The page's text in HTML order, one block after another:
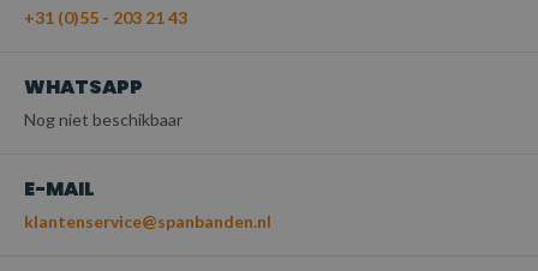
+31 (0)55 - 203 21 43
WHATSAPP
Nog niet beschikbaar
E-MAIL
klantenservice@spanbanden.nl